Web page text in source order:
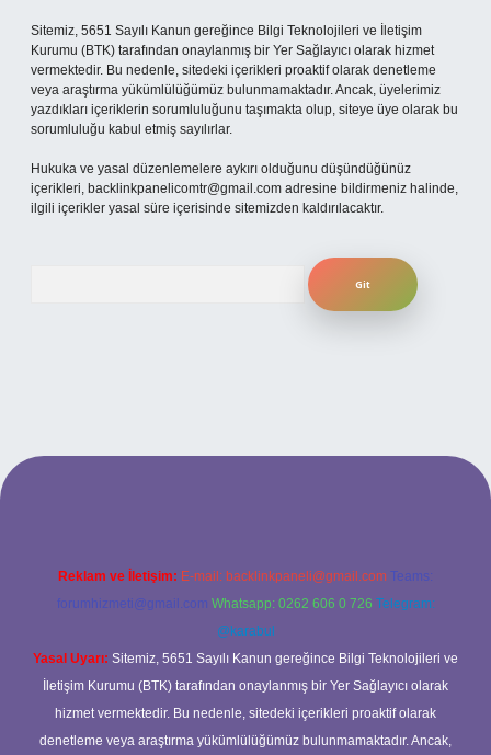
Sitemiz, 5651 Sayılı Kanun gereğince Bilgi Teknolojileri ve İletişim
Kurumu (BTK) tarafından onaylanmış bir Yer Sağlayıcı olarak hizmet
vermektedir. Bu nedenle, sitedeki içerikleri proaktif olarak denetleme
veya araştırma yükümlülüğümüz bulunmamaktadır. Ancak, üyelerimiz
yazdıkları içeriklerin sorumluluğunu taşımakta olup, siteye üye olarak bu
sorumluluğu kabul etmiş sayılırlar.
Hukuka ve yasal düzenlemelere aykırı olduğunu düşündüğünüz
içerikleri, backlinkpanelicomtr@gmail.com adresine bildirmeniz halinde,
ilgili içerikler yasal süre içerisinde sitemizden kaldırılacaktır.
sitesi
Reklam ve İletişim: E-mail: backlinkpaneli@gmail.com Teams:
forumhizmeti@gmail.com Whatsapp: 0262 606 0 726 Telegram:
@karabul
Yasal Uyarı: Sitemiz, 5651 Sayılı Kanun gereğince Bilgi Teknolojileri ve
İletişim Kurumu (BTK) tarafından onaylanmış bir Yer Sağlayıcı olarak
hizmet vermektedir. Bu nedenle, sitedeki içerikleri proaktif olarak
denetleme veya araştırma yükümlülüğümüz bulunmamaktadır. Ancak,